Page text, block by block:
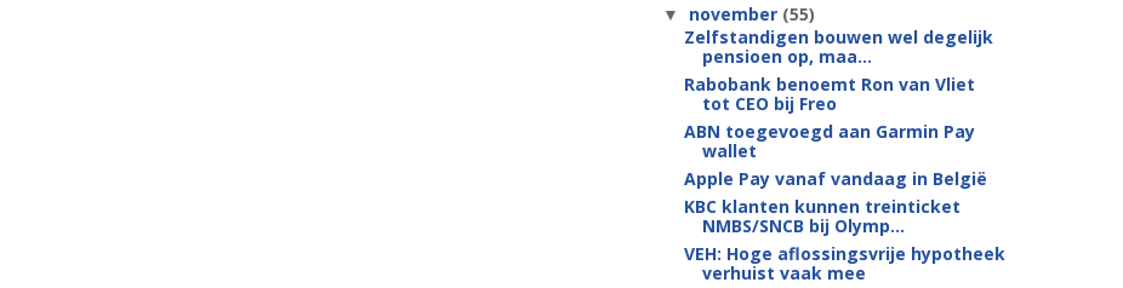
▼ november (55)
Zelfstandigen bouwen wel degelijk
pensioen op, maa...
Rabobank benoemt Ron van Vliet
tot CEO bij Freo
ABN toegevoegd aan Garmin Pay
wallet
Apple Pay vanaf vandaag in België
KBC klanten kunnen treinticket
NMBS/SNCB bij Olymp...
VEH: Hoge aflossingsvrije hypotheek
verhuist vaak mee